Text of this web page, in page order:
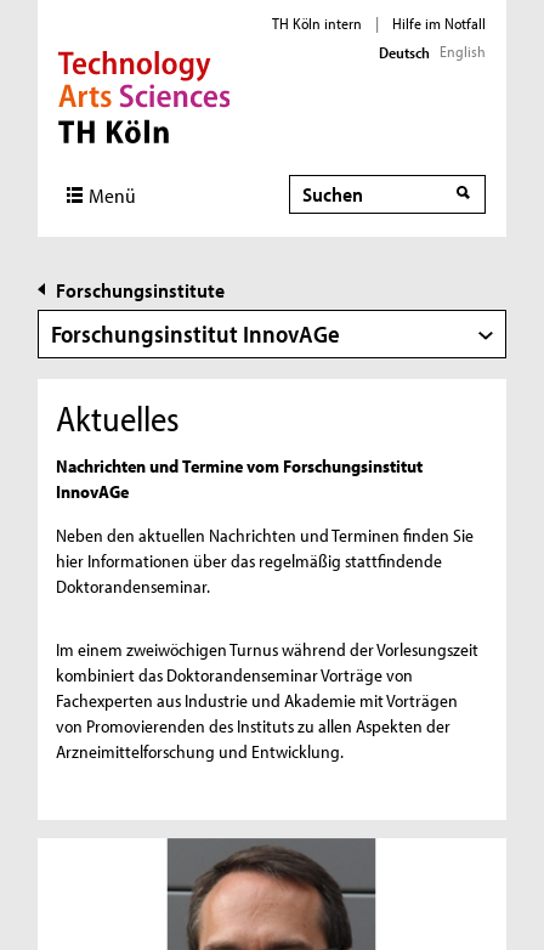
Direkt zur Hauptnavigation
Direkt zur Subnavigation
Direkt zum Inhalt
Direkt zum Fußbereich
TH Köln intern |
Hilfe im Notfall
Deutsch English
Menü Suche
Forschungsinstitute
Forschungsinstitut InnovAGe
Aktuelles
Nachrichten und Termine vom Forschungsinstitut
InnovAGe
Neben den aktuellen Nachrichten und Terminen finden Sie
hier Informationen über das regelmäßig stattfindende
Doktorandenseminar.
Im einem zweiwöchigen Turnus während der Vorlesungszeit
kombiniert das Doktorandenseminar Vorträge von
Fachexperten aus Industrie und Akademie mit Vorträgen
von Promovierenden des Instituts zu allen Aspekten der
Arzneimittelforschung und Entwicklung.